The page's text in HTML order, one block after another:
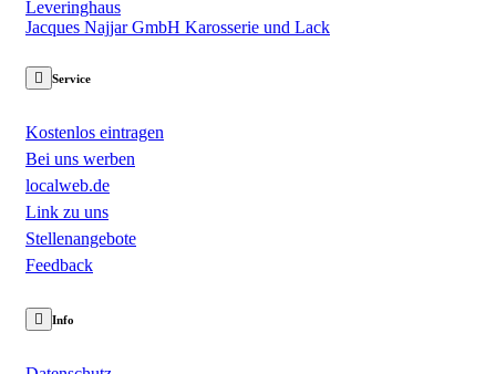
Leveringhaus
Jacques Najjar GmbH Karosserie und Lack
Service
Kostenlos eintragen
Bei uns werben
localweb.de
Link zu uns
Stellenangebote
Feedback
Info